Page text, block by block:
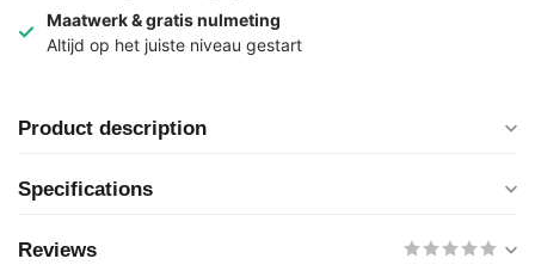
Maatwerk & gratis nulmeting
Altijd op het juiste niveau gestart
Product description
Specifications
Reviews